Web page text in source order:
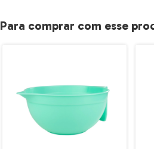
Para comprar com esse